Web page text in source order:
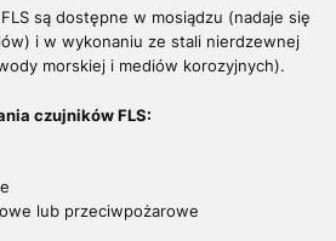
są dostępne w mosiądzu (nadaje się
i w wykonaniu ze stali nierdzewnej
morskiej i mediów korozyjnych).
czujników FLS:
lub przeciwpożarowe